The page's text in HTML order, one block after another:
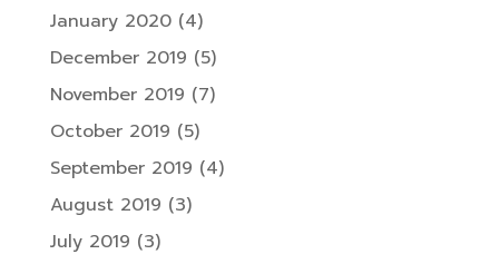
January 2020(4)
December 2019 (5)
November 2019 (7)
October 2019 (5)
September 2019 (4)
August 2019 (3)
July 2019 (3)